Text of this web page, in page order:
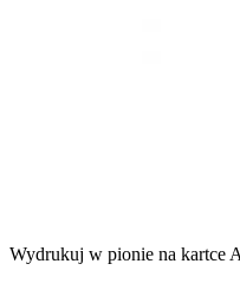
Wydrukuj w pionie na kartce